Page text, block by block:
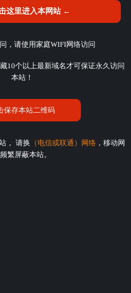
这里进入本网站 ←
，请使用家庭WIFI网络访问
10个以上最新域名才可保证永久访问
本站！
保存本站二维码
， 请换 （电信或联通）网络 ，移动网
繁屏蔽本站。